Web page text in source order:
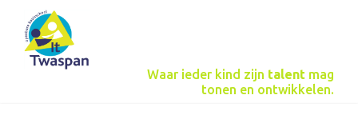
Waar ieder kind zijn talent mag
tonen en ontwikkelen.